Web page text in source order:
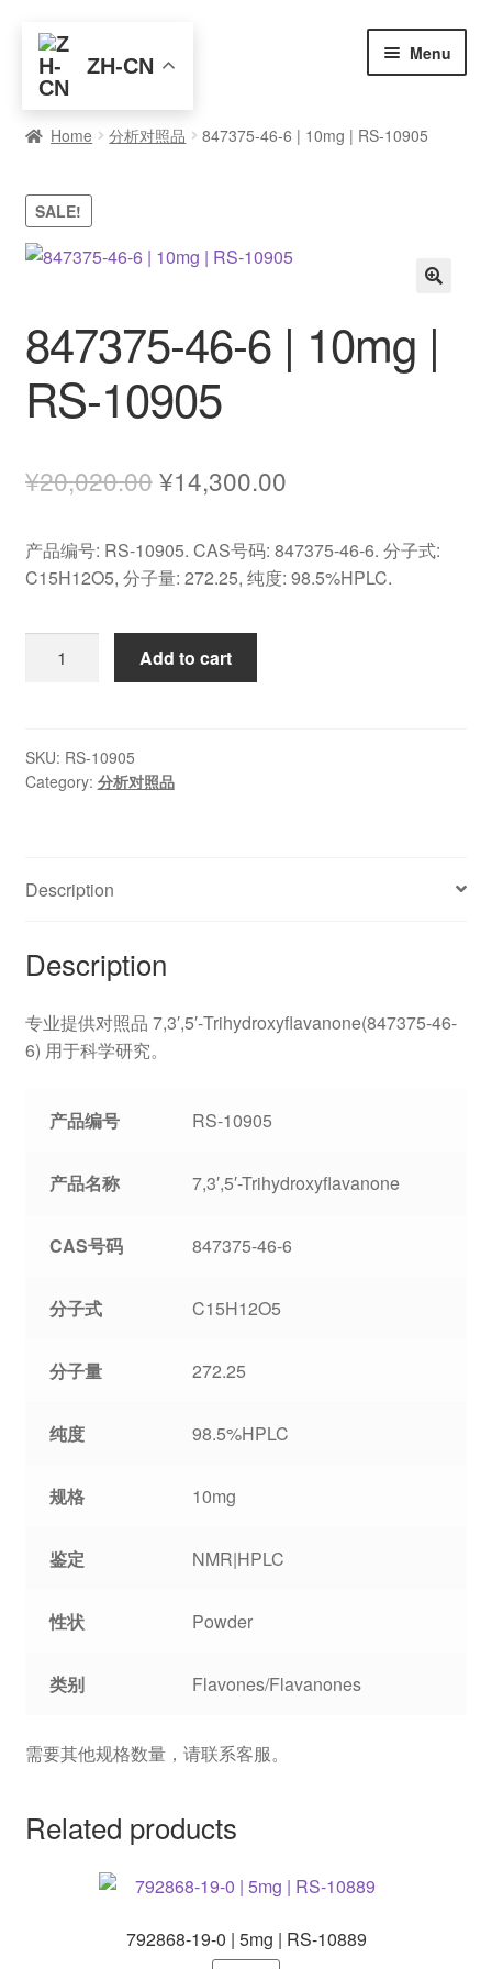
Skip
navigation
Skip
content
Menu
首页
元素查询
博客
关于我们
Home 分析对照品 847375-46-6 | 10mg | RS-10905
SALE!
847375-46-6 | 10mg |
RS-10905
¥20,020.00Original
was:
¥20,020.00.
¥14,300.00Current
is:
产品编号: RS-10905. CAS号码: 847375-46-6. 分子式:
C15H12O5, 分子量: 272.25, 纯度: 98.5%HPLC.
10mg
|
Add to cart
SKU: RS-10905
Category: 分析对照品
Description
Description
专业提供对照品 7,3′,5′-Trihydroxyflavanone(847375-46-
6) 用于科学研究。
产品编号 RS-10905
产品名称 7,3′,5′-Trihydroxyflavanone
CAS号码 847375-46-6
分子式 C15H12O5
分子量 272.25
纯度 98.5%HPLC
规格 10mg
鉴定 NMR|HPLC
性状 Powder
类别 Flavones/Flavanones
需要其他规格数量，请联系客服。
Related products
792868-19-0 | 5mg | RS-10889
ZH-CN